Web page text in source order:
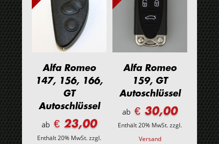
Alfa Romeo
147, 156, 166,
GT
Autoschlüssel
ab€ 23,00
Enthält 20% MwSt.zzgl.
Alfa Romeo
159, GT
Autoschlüssel
ab € 30,00
Enthält 20% MwSt.zzgl.
Versand